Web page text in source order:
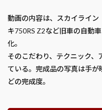
動画の内容は、スカイライ
キ750RS Z2など旧車の自動
化。
そのこだわり、テクニック、
ている。完成品の写真は手
どの完成度。